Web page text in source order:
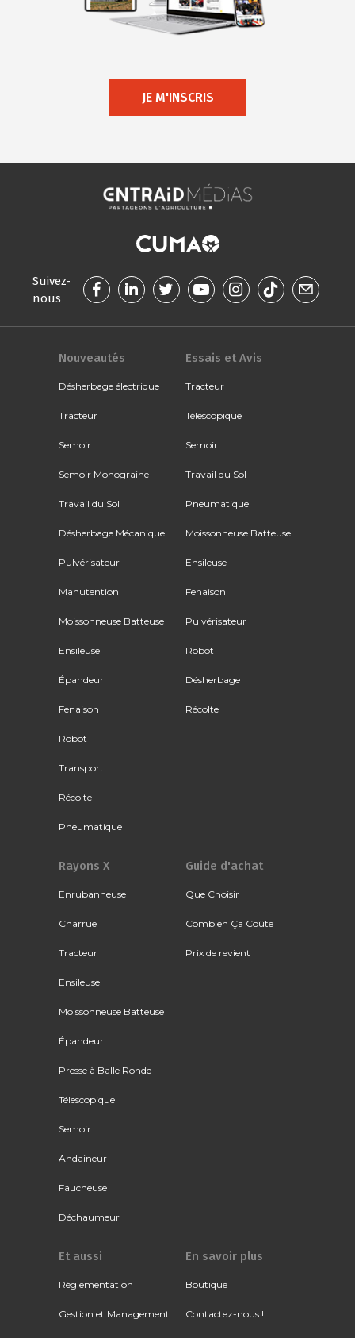
JE M'INSCRIS
Suivez-
nous
Nouveautés
Désherbage électrique
Tracteur
Semoir
Semoir Monograine
Travail du Sol
Désherbage Mécanique
Pulvérisateur
Manutention
Moissonneuse Batteuse
Ensileuse
Épandeur
Fenaison
Robot
Transport
Récolte
Pneumatique
Essais et Avis
Tracteur
Télescopique
Semoir
Travail du Sol
Pneumatique
Moissonneuse Batteuse
Ensileuse
Fenaison
Pulvérisateur
Robot
Désherbage
Récolte
Rayons X
Enrubanneuse
Charrue
Tracteur
Ensileuse
Moissonneuse Batteuse
Épandeur
Presse à Balle Ronde
Télescopique
Semoir
Andaineur
Faucheuse
Déchaumeur
Guide d'achat
Que Choisir
Combien Ça Coûte
Prix de revient
Et aussi
Réglementation
Gestion et Management
En savoir plus
Boutique
Contactez-nous !